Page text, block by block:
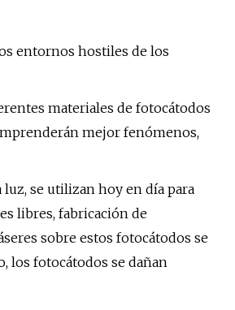
entornos hostiles de los
materiales de fotocátodos
mejor fenómenos,
se utilizan hoy en día para
libres, fabricación de
sobre estos fotocátodos se
los fotocátodos se dañan